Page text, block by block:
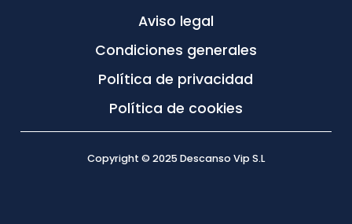
Aviso legal
Condiciones generales
Política de privacidad
Política de cookies
Copyright © 2025 Descanso Vip S.L